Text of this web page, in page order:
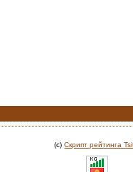
(c)Скрипт рейтинга